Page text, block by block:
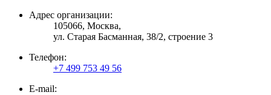
Адрес организации:
105066, Москва,
ул. Старая Басманная, 38/2, строение 3
Телефон:
+7 499 753 49 56
E-mail: